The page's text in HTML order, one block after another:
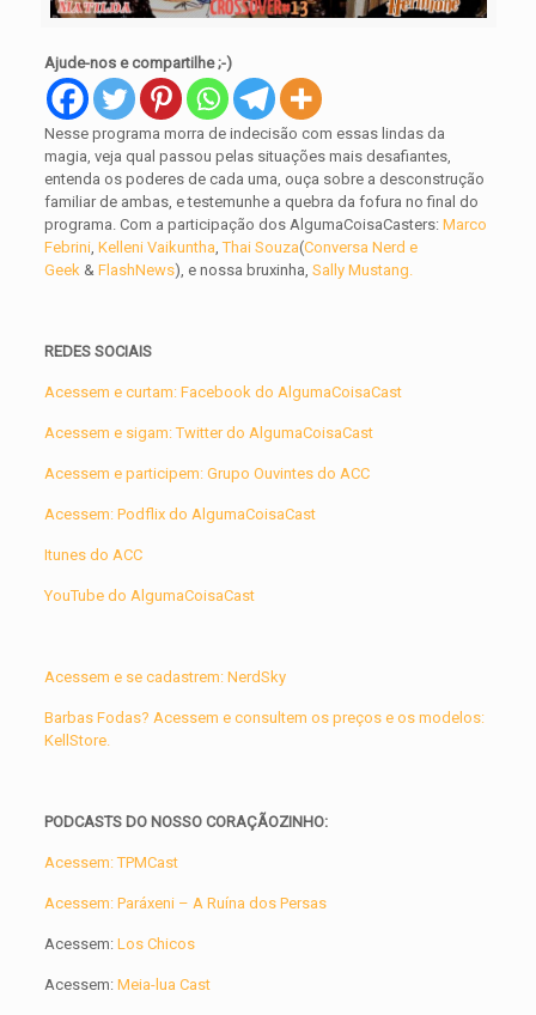
Ajude-nos e compartilhe ;-)
Nesse programa morra de indecisão com essas lindas da
magia, veja qual passou pelas situações mais desafiantes,
entenda os poderes de cada uma, ouça sobre a desconstrução
familiar de ambas, e testemunhe a quebra da fofura no final do
programa. Com a participação dos AlgumaCoisaCasters:Marco
Febrini,Kelleni Vaikuntha,Thai Souza(Conversa Nerd e
Geek &FlashNews), e nossa bruxinha,Sally Mustang.
REDES SOCIAIS
Acessem e curtam: Facebook do AlgumaCoisaCast
Acessem e sigam: Twitter do AlgumaCoisaCast
Acessem e participem: Grupo Ouvintes do ACC
Acessem: Podflix do AlgumaCoisaCast
Itunes do ACC
YouTube do AlgumaCoisaCast
Acessem e se cadastrem: NerdSky
Barbas Fodas? Acessem e consultem os preços e os modelos:
KellStore.
PODCASTS DO NOSSO CORAÇÃOZINHO:
Acessem: TPMCast
Acessem: Paráxeni – A Ruína dos Persas
Acessem:Los Chicos
Acessem: Meia-lua Cast